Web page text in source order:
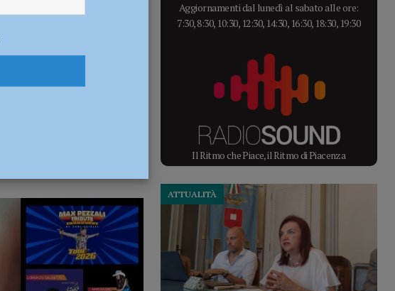
Aggiornamenti dal lunedì al sabato alle ore:
7:30, 8:30, 10:30, 12:30, 14:30, 16:30, 18:30, 19:30
Il Ritmo che Piace, il Ritmo di Piacenza
ATTUALITÀ